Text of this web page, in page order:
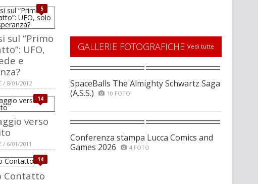
5
sul “Primo
UFO,
e
/ 8/01/2012
14
verso
/ 6/01/2011
14
Contatto
GALLERIE FOTOGRAFICHE Vedi tutte
SpaceBalls The Almighty Schwartz Saga
(A.S.S.)
10 FOTO
Conferenza stampa Lucca Comics and
Games 2026
4 FOTO